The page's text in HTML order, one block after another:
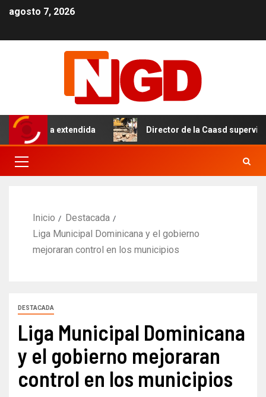
agosto 7, 2026
tanda extendida Director de la Caasd supervisa
Inicio
Destacada
Liga Municipal Dominicana y el gobierno
mejoraran control en los municipios
DESTACADA
Liga Municipal Dominicana
y el gobierno mejoraran
control en los municipios